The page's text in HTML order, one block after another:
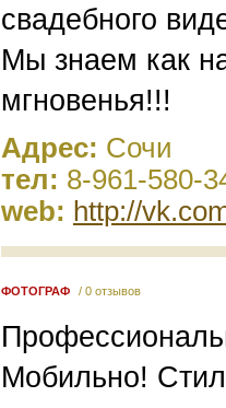
свадебного
Мы знаем как
мгновенья!!!
Адрес: Сочи
тел: 8-961-580-
web: http://
ФОТОГРАФ / 0 отзывов
Мобильно!